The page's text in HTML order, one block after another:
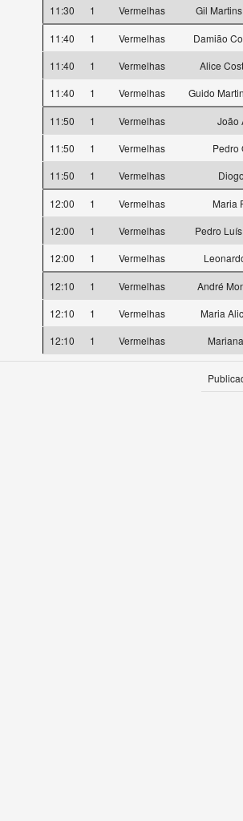
11:30
1 Vermelhas Gil
11:40 1 Vermelhas
Damião
11:40
1 Vermelhas
Alice
11:40
1 Vermelhas Guido
11:50 1 Vermelhas
João
11:50
1 Vermelhas
Pedro
11:50
1 Vermelhas
12:00 1 Vermelhas
Maria
12:00
1 Vermelhas
Pedro
12:00
1 Vermelhas
12:10 1 Vermelhas
André
12:10
1 Vermelhas
Maria
12:10
1 Vermelhas